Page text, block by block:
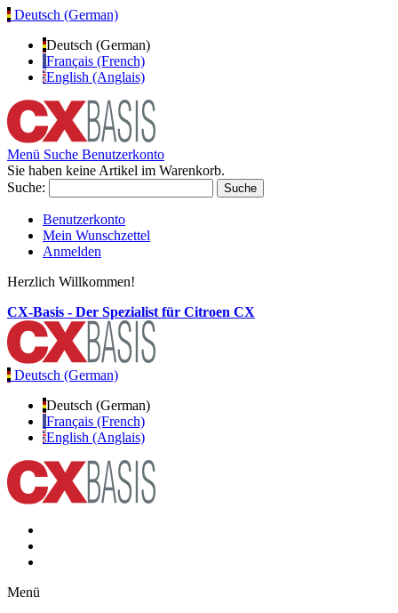
Deutsch (German)
Deutsch (German)
Français (French)
English (Anglais)
Menü Suche Benutzerkonto
Sie haben keine Artikel im Warenkorb.
Suche:
Suche
Benutzerkonto
Mein Wunschzettel
Anmelden
Herzlich Willkommen!
CX-Basis - Der Spezialist für Citroen CX
Deutsch (German)
Deutsch (German)
Français (French)
English (Anglais)
Menü